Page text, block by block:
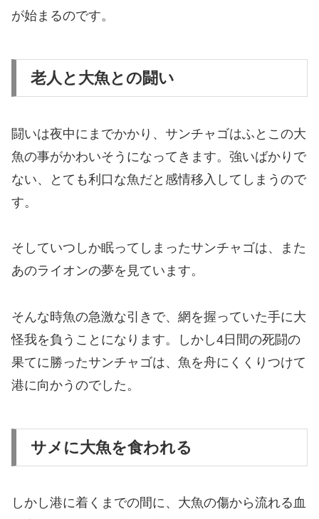
が始まるのです。
老人と大魚との闘い
闘いは夜中にまでかかり、サンチャゴはふとこの大
魚の事がかわいそうになってきます。強いばかりで
ない、とても利口な魚だと感情移入してしまうので
す。
そしていつしか眠ってしまったサンチャゴは、また
あのライオンの夢を見ています。
そんな時魚の急激な引きで、網を握っていた手に大
怪我を負うことになります。しかし4日間の死闘の
果てに勝ったサンチャゴは、魚を舟にくくりつけて
港に向かうのでした。
サメに大魚を食われる
しかし港に着くまでの間に、大魚の傷から流れる血